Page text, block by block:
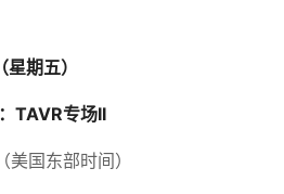
期五）
TAVR专场II
国东部时间）